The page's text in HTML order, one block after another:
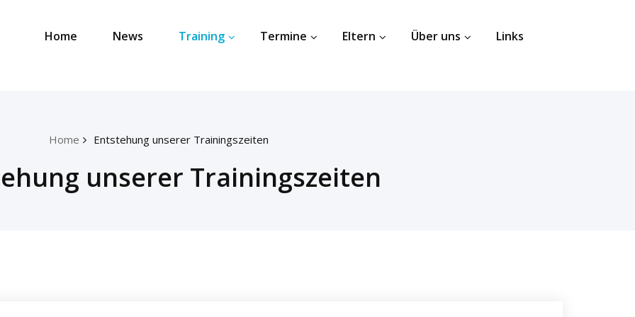
Home News Training Termine Eltern Über uns Links
Home Entstehung unserer Trainingszeiten
unserer Trainingszeiten